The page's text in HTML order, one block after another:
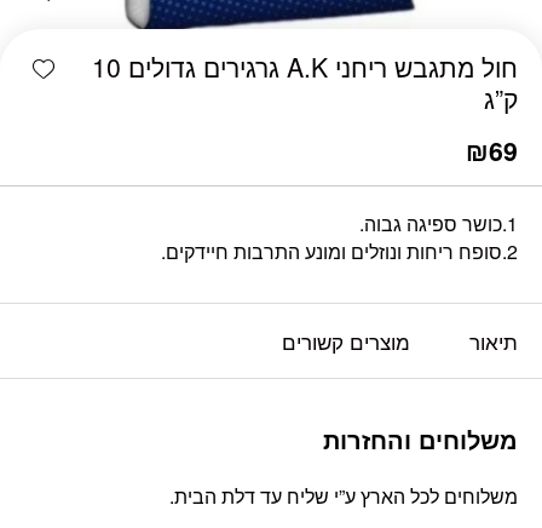
חול מתגבש ריחני A.K גרגירים גדולים 10
ק”ג
₪69
1.כושר ספיגה גבוה.
2.סופח ריחות ונוזלים ומונע התרבות חיידקים.
תיאור מוצרים קשורים
משלוחים והחזרות
משלוחים לכל הארץ ע”י שליח עד דלת הבית.